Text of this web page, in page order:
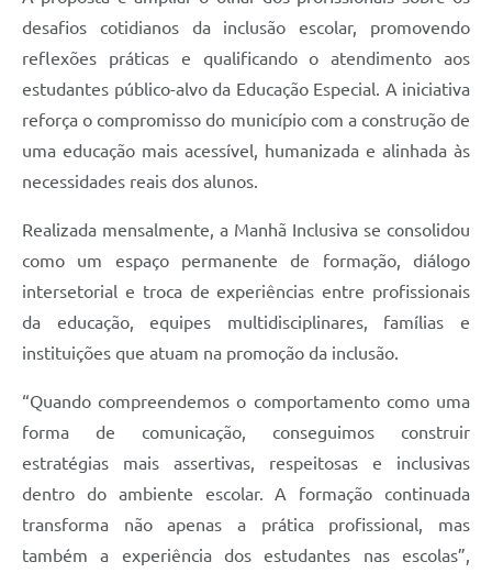
desafios cotidianos da inclusão escolar, promovendo
reflexões práticas e qualificando o atendimento aos
estudantes público-alvo da Educação Especial. A iniciativa
reforça o compromisso do município com a construção de
uma educação mais acessível, humanizada e alinhada às
necessidades reais dos alunos.
Realizada mensalmente, a Manhã Inclusiva se consolidou
como um espaço permanente de formação, diálogo
intersetorial e troca de experiências entre profissionais
da educação, equipes multidisciplinares, famílias e
instituições que atuam na promoção da inclusão.
“Quando compreendemos o comportamento como uma
forma de comunicação, conseguimos construir
estratégias mais assertivas, respeitosas e inclusivas
dentro do ambiente escolar. A formação continuada
transforma não apenas a prática profissional, mas
também a experiência dos estudantes nas escolas”,